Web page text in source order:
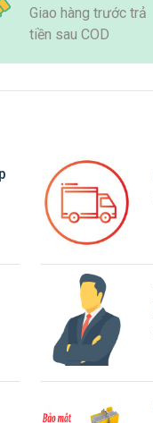
Giao hàng trước trả
tiền sau COD